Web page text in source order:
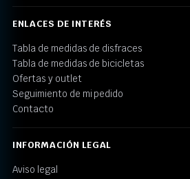
ENLACES DE INTERÉS
Tabla de medidas de disfraces
Tabla de medidas de bicicletas
Ofertas y outlet
Seguimiento de mi pedido
Contacto
INFORMACIÓN LEGAL
Aviso legal